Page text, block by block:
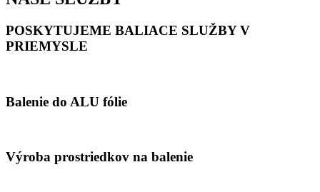
POSKYTUJEME BALIACE SLUŽBY V
PRIEMYSLE
Balenie do ALU fólie
Výroba prostriedkov na balenie